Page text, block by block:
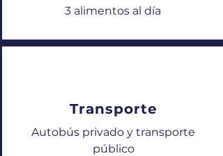
3 alimentos al día
Transporte
Autobús privado y transporte
público